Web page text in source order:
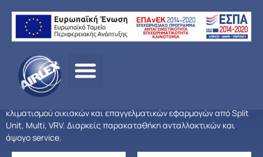
Αρχική σελίδα /ΠΡΟΪΟΝΤΑ
Τα προϊόντα του οίκου LG (Korea) σε όλη την σειρά προϊόντων
κλιματισμού οικιακών και επαγγελματικών εφαρμογών από Split
Unit, Multi, VRV. Διαρκείς παρακαταθήκη ανταλλακτικών και
άψογο service.